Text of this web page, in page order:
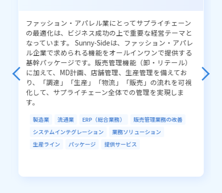
システム運用の改善
販売管理業務の改善
生産管理業務の改善
倉庫管理業務の改善
管理業務の効率化
資産運用 アルゴリズム開発
ソリューションから探す
ネットワーク／通信
システムインテグレーション
AI／IoT
データセンター
セキュリティ
アウトソーシング
ファッション・アパレル業にとってサプライチェーン
の最適化は、ビジネス成功の上で重要な経営テーマと
なっています。 Sunny-Sideは、ファッション・アパレ
ル企業で求められる機能をオールインワンで提供する
基幹パッケージです。販売管理機能（卸・リテール）
に加えて、MD計画、店舗管理、生産管理を備えてお
り、「調達」「生産」「物流」「販売」の流れを可視
化して、サプライチェーン全体での管理を実現しま
す。
製造業 流通業 ERP（総合業務）
販売管理業務の改善
システムインテグレーション
業務ソリューション
生産ライン
パッケージ 提供サービス